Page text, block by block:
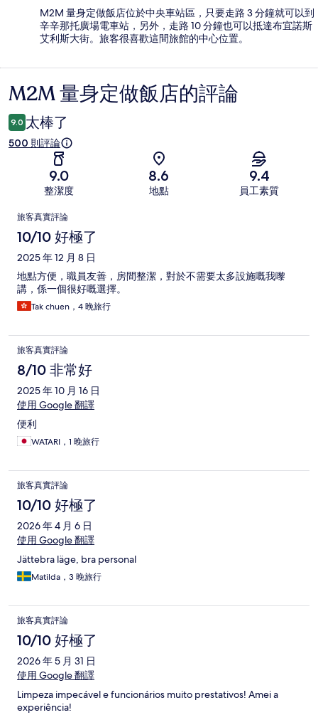
M2M 量身定做飯店位於中央車站區，只要走路 3 分鐘就可以到
辛辛那托廣場電車站，另外，走路 10 分鐘也可以抵達布宜諾斯
艾利斯大街。旅客很喜歡這間旅館的中心位置。
評
論
M2M 量身定做飯店的評論
9.0 太棒了
500 則評論
9.0
整潔度
8.6
地點
9.4
員工素質
評
論
旅客真實評論
10/10 好極了
2025 年 12 月 8 日
地點方便，職員友善，房間整潔，對於不需要太多設施嘅我嚟
講，係一個很好嘅選擇。
Tak chuen，4 晚旅行
旅客真實評論
8/10 非常好
2025 年 10 月 16 日
使用 Google 翻譯
便利
WATARI，1 晚旅行
旅客真實評論
10/10 好極了
2026 年 4 月 6 日
使用 Google 翻譯
Jättebra läge, bra personal
Matilda，3 晚旅行
旅客真實評論
10/10 好極了
2026 年 5 月 31 日
使用 Google 翻譯
Limpeza impecável e funcionários muito prestativos! Amei a
experiência!